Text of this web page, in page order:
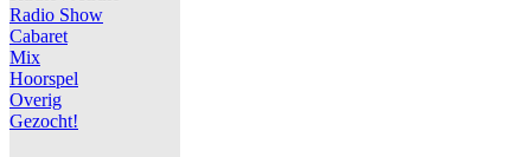
Radio Show
Cabaret
Mix
Hoorspel
Overig
Gezocht!